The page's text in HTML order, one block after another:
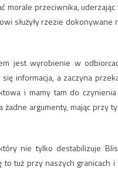
morale przeciwnika, uderzając
służyły rzezie dokonywane
jest wyrobienie w
informacja, a zaczyna
i mamy tam do
argumenty, mając przy
nie tylko destabilizuje
to tuż przy naszych granicach i